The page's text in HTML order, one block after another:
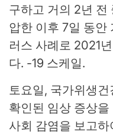
구하고 거의 2년 전
압한 이후 7일 동안
러스 사례로 2021
다. -19 스케일.
토요일, 국가위생건
확인된 임상 증상
사회 감염을 보고